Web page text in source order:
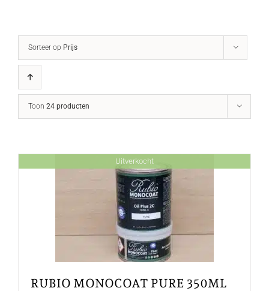
Sorteer op Prijs
Toon 24 producten
Uitverkocht
RUBIO MONOCOAT PURE 350ML